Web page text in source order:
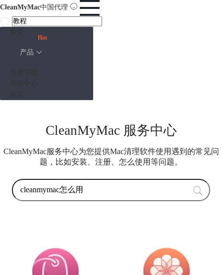
CleanMyMac中国代理
产品
Hot
CleanMyMac 服务中心
CleanMyMac服务中心为您提供Mac清理软件使用遇到的常见问
题，比如安装、注册、怎么使用等问题。